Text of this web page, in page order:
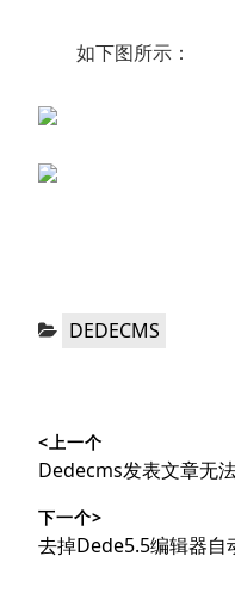
如下图所示：
分
DEDECMS
章
导
航
<上一个
上
文
章：
Dedecms发表文章无
下一个>
下
去掉Dede5.5编辑器自